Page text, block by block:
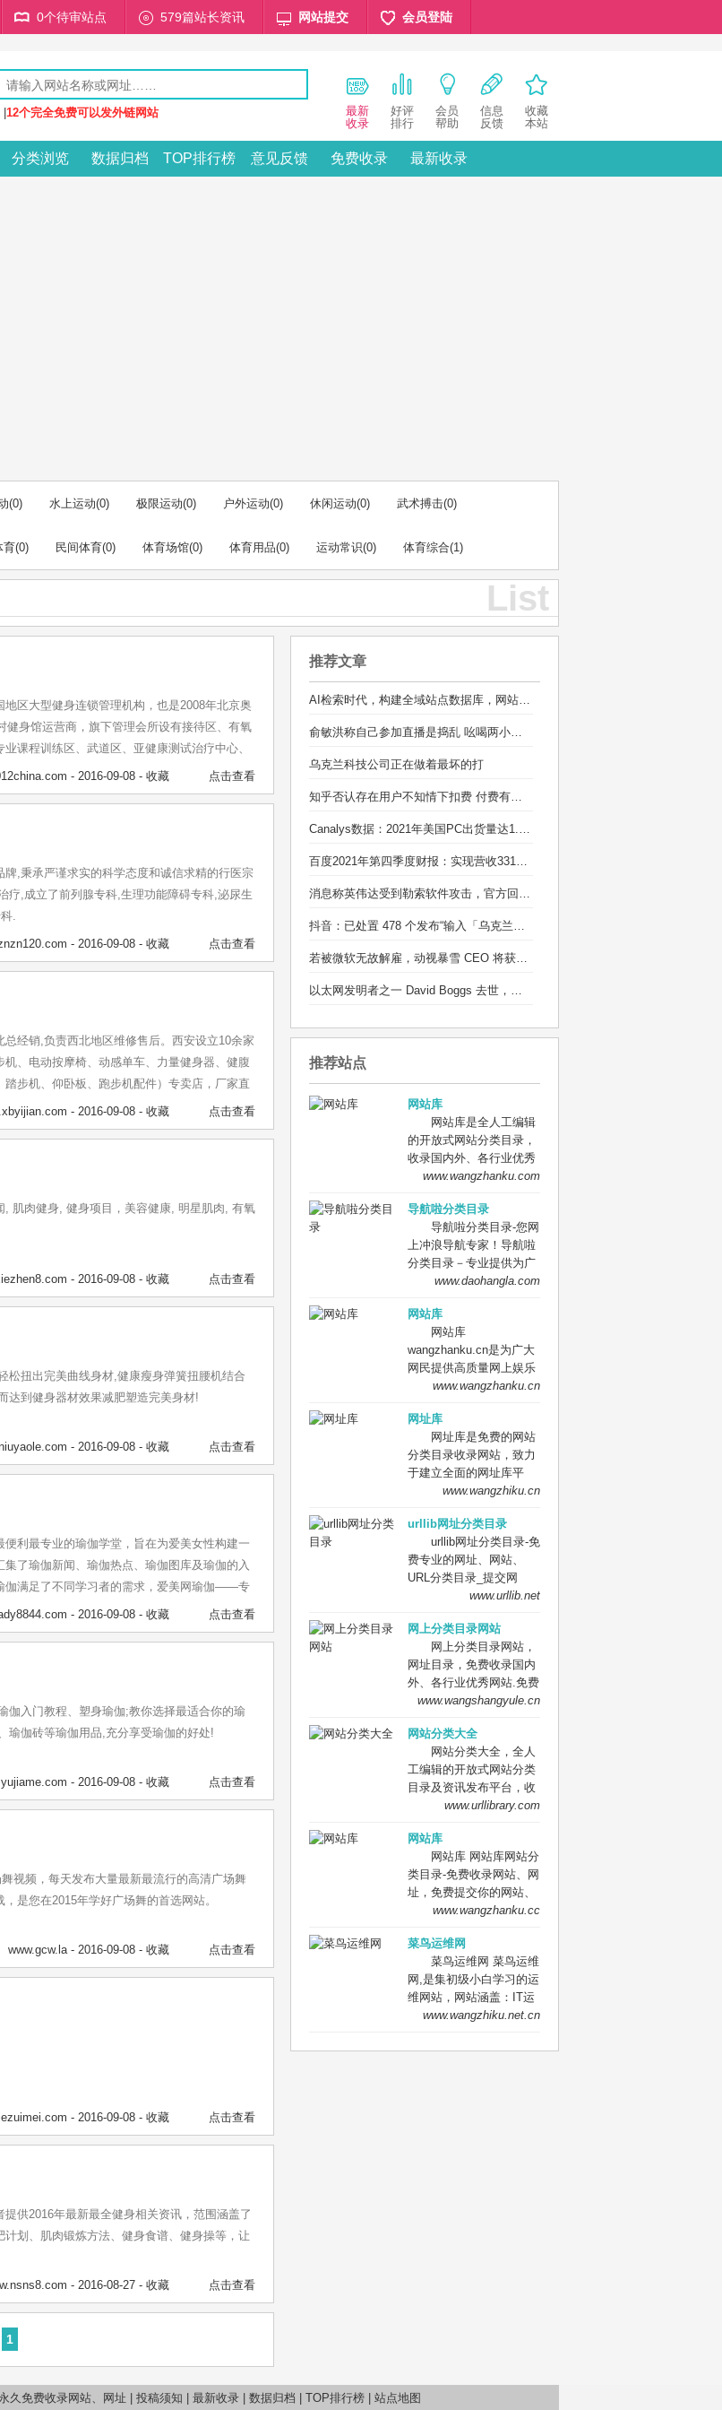
0个待审站点 579篇站长资讯 网站提交 会员登陆
12个完全免费可以发外链网站
最新
收录
好评
排行
会员
帮助
信息
反馈
收藏
本站
分类浏览 数据归档 TOP排行榜 意见反馈 免费收录 最新收录
(0) 水上运动(0) 极限运动(0) 户外运动(0) 休闲运动(0) 武术搏击(0)
育(0) 民间体育(0) 体育场馆(0) 体育用品(0) 运动常识(0) 体育综合(1)
List
区大型健身连锁管理机构，也是2008年北京奥
健身馆运营商，旗下管理会所设有接待区、有氧
课程训练区、武道区、亚健康测试治疗中心、
淋浴区、蒸汽桑拿区、运动营养吧、网吧、室内
韦德健身管理有限公司在上海地区开设有白马
、平凉、五角场、宝山、四川路、慧芝湖、溧
中央公寓、大华锦绣、世博村未来健身馆、金
阳光、联洋等会所，会馆内大多配备国际器械
- 2016-09-08 - 收藏 点击查看
,秉承严谨求实的科学态度和诚信求精的行医宗
疗,成立了前列腺专科,生理功能障碍专科,泌尿生
.
- 2016-09-08 - 收藏 点击查看
经销,负责西北地区维修售后。西安设立10余家
、电动按摩椅、动感单车、力量健身器、健腹
步机、仰卧板、跑步机配件）专卖店，厂家直
- 2016-09-08 - 收藏 点击查看
, 肌肉健身, 健身项目，美容健康, 明星肌肉, 有氧
- 2016-09-08 - 收藏 点击查看
松扭出完美曲线身材,健康瘦身弹簧扭腰机结合
达到健身器材效果减肥塑造完美身材!
- 2016-09-08 - 收藏 点击查看
利最专业的瑜伽学堂，旨在为爱美女性构建一
了瑜伽新闻、瑜伽热点、瑜伽图库及瑜伽的入
伽满足了不同学习者的需求，爱美网瑜伽——专
- 2016-09-08 - 收藏 点击查看
伽入门教程、塑身瑜伽;教你选择最适合你的瑜
瑜伽砖等瑜伽用品,充分享受瑜伽的好处!
- 2016-09-08 - 收藏 点击查看
视频，每天发布大量最新最流行的高清广场舞
是您在2015年学好广场舞的首选网站。
www.gcw.la- 2016-09-08 - 收藏 点击查看
- 2016-09-08 - 收藏 点击查看
提供2016年最新最全健身相关资讯，范围涵盖了
划、肌肉锻炼方法、健身食谱、健身操等，让
- 2016-08-27 - 收藏 点击查看
1
推荐文章
AI检索时代，构建全域站点数据库，网站库上线运营
俞敏洪称自己参加直播是捣乱 吆喝两小时销售额100多万
乌克兰科技公司正在做着最坏的打
知乎否认存在用户不知情下扣费 付费有标准的通知流程
Canalys数据：2021年美国PC出货量达1.35亿台
百度2021年第四季度财报：实现营收331亿元
消息称英伟达受到勒索软件攻击，官方回应：正在调查
抖音：已处置 478 个发布“输入「乌克兰」有爆炸特效”等不实信息的违规账号
若被微软无故解雇，动视暴雪 CEO 将获得近 1 亿元离职补偿
以太网发明者之一 David Boggs 去世，享年 71 岁：他的成果造福了全球用户
推荐站点
网站库
网站库是全人工编辑
的开放式网站分类目录，
收录国内外、各行业优秀
网站，旨在为用户提供更
索、优秀网站参考、网站
推广服务、网站黄页、网
上娱乐冲浪导航网站。
www.wangzhanku.com
导航啦分类目录
导航啦分类目录-您网
上冲浪导航专家！导航啦
分类目录－专业提供为广
大站长收录的开放式网站
外、各行业优秀正规网站,
全人工编辑收录，为百
度、谷歌、有道、搜狗、
必应等搜索引擎提供索引
参考, 同时也是站长推广
台。
www.daohangla.com
网站库
网站库
wangzhanku.cn是为广大
网民提供高质量网上娱乐
冲浪导航网站，汇聚众多
等网站让广大网民轻松畅
游互联网，同时面向广大
互联网站长提供免费的网
址收录、免费网站收录、
免费外链平台。
www.wangzhanku.cn
网址库
网址库是免费的网站
分类目录收录网站，致力
于建立全面的网址库平
台：免费收录网站、网
秀的网站网址,让你轻松畅
游互联网，找到您想要的
网站、信息资源；加入网
址库让我们共同成长。网
址库!网址酷！上网，您需
用网址一网打尽！
www.wangzhiku.cn
urllib网址分类目录
urllib网址分类目录-免
费专业的网址、网站、
URL分类目录_提交网
址、网站、URL到我们的
www.urllib.net
网上分类目录网站
网上分类目录网站，
网址目录，免费收录国内
外、各行业优秀网站.免费
收录网站、网址，免费提
www.wangshangyule.cn
网站分类大全
网站分类大全，全人
工编辑的开放式网站分类
目录及资讯发布平台，收
录国内外、各行业优秀网
分类目录网站检索、优秀
网站目录参考、网站优化
推广及互联网资讯服务。
www.urllibrary.com
网站库
网站库 网站库网站分
类目录-免费收录网站、网
址，免费提交你的网站、
网址到网站库,网站免费收
口,网站网址大全，
www.wangzhanku.cc
菜鸟运维网
菜鸟运维网 菜鸟运维
网,是集初级小白学习的运
维网站，网站涵盖：IT运
维,系统运维
络运维,开源CMS,IT规章
www.wangzhiku.net.cn
久免费收录网站、网址 投稿须知 最新收录| 数据归档 TOP排行榜| 站点地图